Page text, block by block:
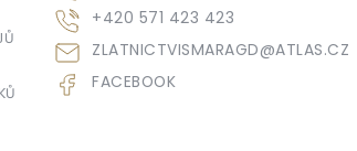
ZLATNICTVISMARAGD@ATLAS.CZ
+420 571 423 423
FACEBOOK